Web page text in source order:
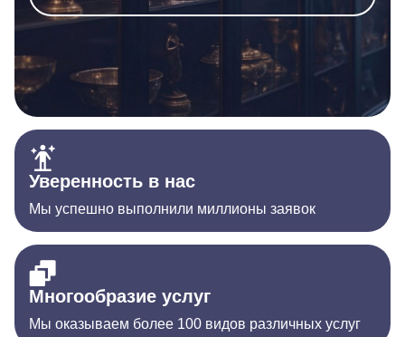
Уверенность в нас
Мы успешно выполнили миллионы заявок
Многообразие услуг
Мы оказываем более 100 видов различных услуг